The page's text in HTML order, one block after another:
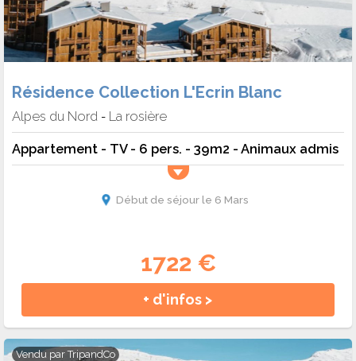
Résidence Collection L'Ecrin Blanc
Alpes du Nord - La rosière
Appartement - TV - 6 pers. - 39m2 - Animaux admis
Début de séjour le 6 Mars
1722 €
+ d'infos >
Vendu parTripandCo